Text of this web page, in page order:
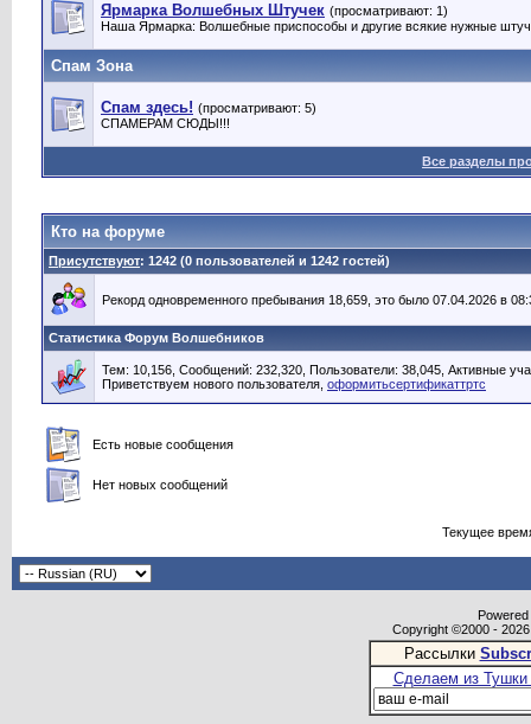
Ярмарка Волшебных Штучек (просматривают: 1)
Наша Ярмарка: Волшебные приспособы и другие всякие нужные
Спам Зона
Спам здесь! (просматривают: 5)
СПАМЕРАМ СЮДЫ!!!
Все разделы
Кто на форуме
Присутствуют: 1242 (0 пользователей и 1242 гостей)
Рекорд одновременного пребывания 18,659, это было 07.04.2026 в
Статистика Форум Волшебников
Тем: 10,156, Сообщений: 232,320, Пользователи: 38,045, Активные
Приветствуем нового пользователя, оформитьсертификаттртс
Есть новые сообщения
Нет новых сообщений
Текущее
Copyright ©2000 -
Рассылки
Сделаем из Тушки